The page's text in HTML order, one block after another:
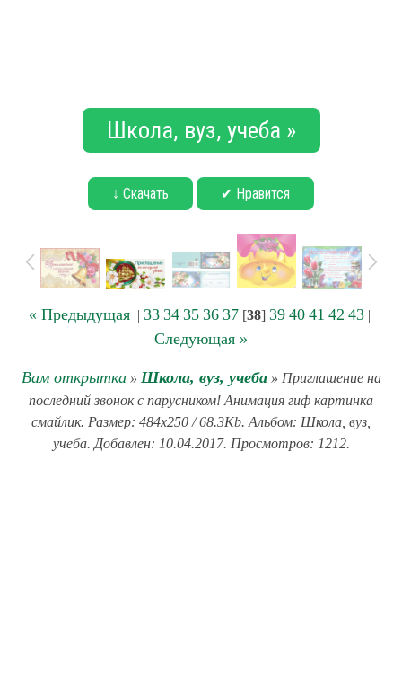
Школа, вуз, учеба »
↓ Скачать ✔ Нравится
« Предыдущая| 33 34 35 36 37[38] 39 40 41 42 43|
Следующая »
Вам открытка» Школа, вуз, учеба» Приглашение на
последний звонок с парусником! Анимация гиф картинка
смайлик. Размер: 484x250 / 68.3Kb. Альбом: Школа, вуз,
учеба. Добавлен: 10.04.2017. Просмотров: 1212.